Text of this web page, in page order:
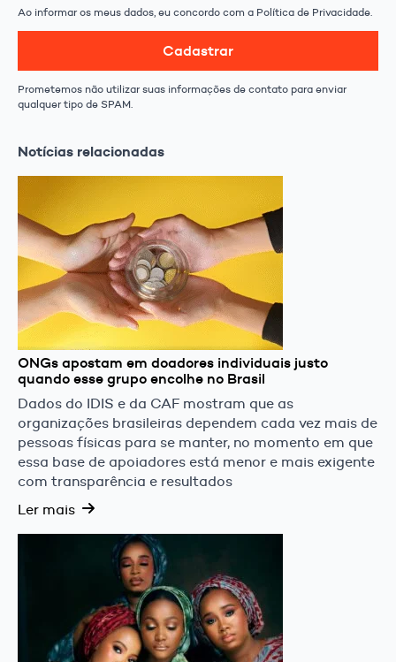
Ao informar os meus dados, eu concordo com a Política de Privacidade.
Cadastrar
Prometemos não utilizar suas informações de contato para enviar
qualquer tipo de SPAM.
Notícias relacionadas
ONGs apostam em doadores individuais justo
quando esse grupo encolhe no Brasil
Dados do IDIS e da CAF mostram que as
organizações brasileiras dependem cada vez mais de
pessoas físicas para se manter, no momento em que
essa base de apoiadores está menor e mais exigente
com transparência e resultados
Ler mais